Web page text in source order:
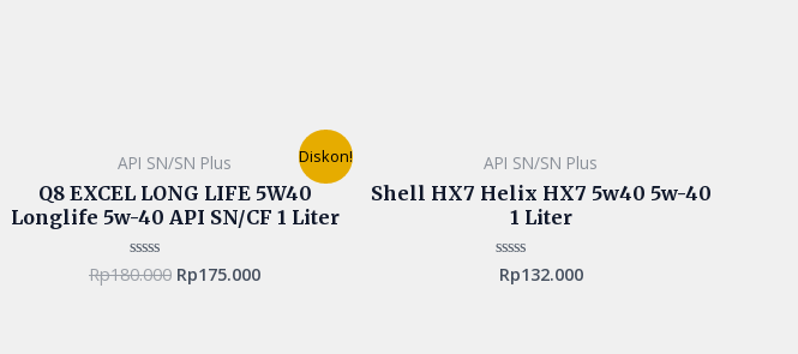
Diskon!
API SN/SN Plus
Q8 EXCEL LONG LIFE 5W40
Longlife 5w-40 API SN/CF 1 Liter
Rated
Rp180.000
price
was:
Rp180.000.
Rp175.000
Current
price
is:
Rp175.000.
API SN/SN Plus
Shell HX7 Helix HX7 5w40 5w-40
1 Liter
Rated
Rp132.000